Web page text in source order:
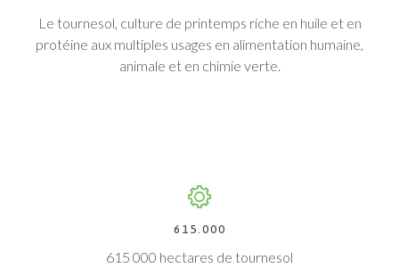
Le tournesol, culture de printemps riche en huile et en
protéine aux multiples usages en alimentation humaine,
animale et en chimie verte.
615.000
615 000 hectares de tournesol